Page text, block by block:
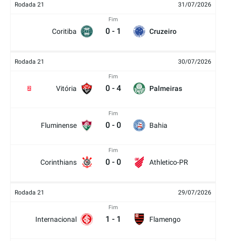
Rodada 21 31/07/2026
Coritiba
Fim
0 - 1 Cruzeiro
Rodada 21 30/07/2026
Vitória
2
Fim
0 - 4 Palmeiras
Fluminense
Fim
0 - 0 Bahia
Corinthians
Fim
0 - 0 Athletico-PR
Rodada 21 29/07/2026
Internacional
Fim
1 - 1 Flamengo